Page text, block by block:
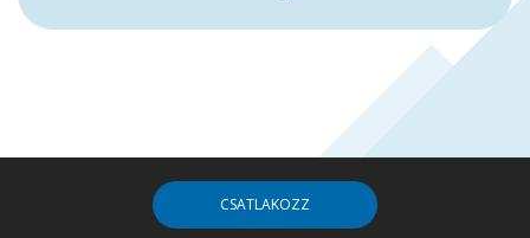
CSATLAKOZZ